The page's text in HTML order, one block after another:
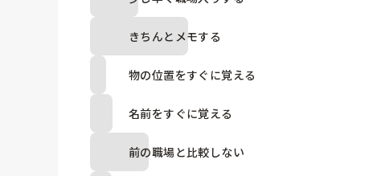
きちんとメモする
物の位置をすぐに覚える
名前をすぐに覚える
前の職場と比較しない